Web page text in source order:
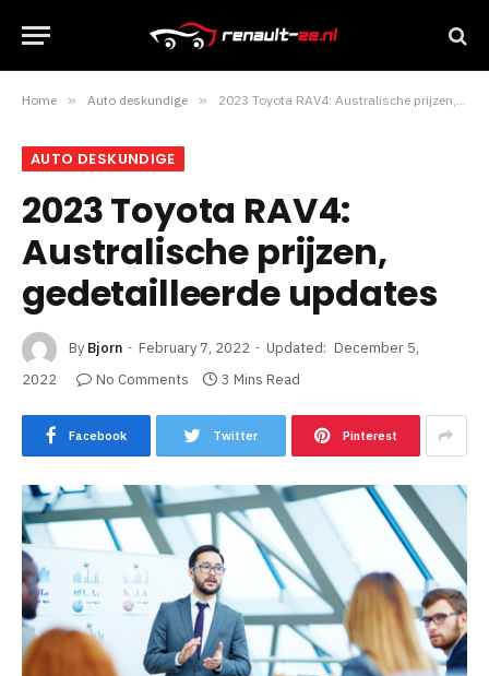
Home » Auto deskundige » 2023 Toyota RAV4: Australische prijzen, gedetailleerde updates
AUTO DESKUNDIGE
2023 Toyota RAV4:
Australische prijzen,
gedetailleerde updates
By Bjorn February 7, 2022 Updated: December 5,
2022
No Comments 3 Mins Read
Facebook Twitter Pinterest